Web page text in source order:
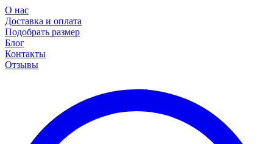
О нас
Доставка и оплата
Подобрать размер
Блог
Контакты
Отзывы